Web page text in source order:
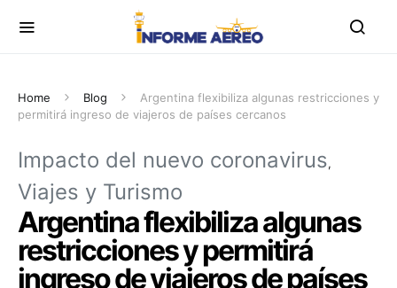
Home Blog
Argentina flexibiliza algunas restricciones y
permitirá ingreso de viajeros de países cercanos
Impacto del nuevo coronavirus
Viajes y Turismo
Argentina flexibiliza algunas
restricciones y permitirá
ingreso de viajeros de países